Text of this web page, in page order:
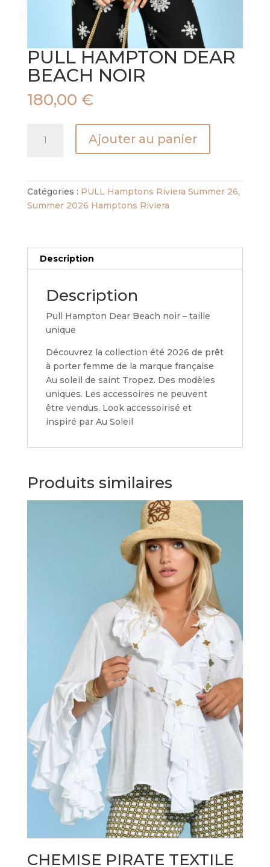
PULL HAMPTON DEAR
BEACH NOIR
180,00 €
BEACH
Ajouter au panier
Catégories : PULL Hamptons Riviera Summer 26,
Summer 2026 Hamptons Riviera
Description
Description
Pull Hampton Dear Beach noir – taille
unique
Découvrez la collection été 2026 de prêt
à porter femme de la marque française
Au soleil de saint Tropez. Des modèles
uniques. Les accessoires ne peuvent
être vendus. Look accessoirisé et
inspiré par Au Soleil
Produits similaires
CHEMISE PIRATE TEXTILE